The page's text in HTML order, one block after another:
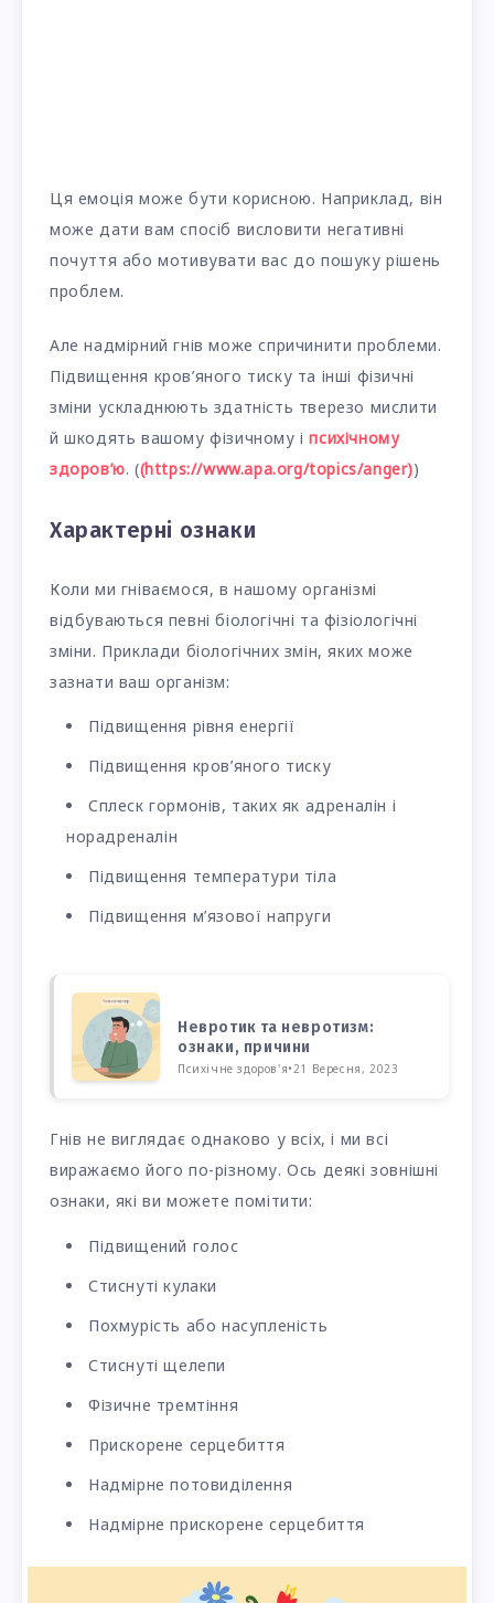
Ця емоція може бути корисною. Наприклад, він
може дати вам спосіб висловити негативні
почуття або мотивувати вас до пошуку рішень
проблем.
Але надмірний гнів може спричинити проблеми.
Підвищення кров’яного тиску та інші фізичні
зміни ускладнюють здатність тверезо мислити
й шкодять вашому фізичному іпсихічному
здоров’ю. ((https://www.apa.org/topics/anger))
Характерні ознаки
Коли ми гніваємося, в нашому організмі
відбуваються певні біологічні та фізіологічні
зміни. Приклади біологічних змін, яких може
зазнати ваш організм:
Підвищення рівня енергії
Підвищення кров’яного тиску
Сплеск гормонів, таких як адреналін і
норадреналін
Підвищення температури тіла
Підвищення м’язової напруги
Невротик та невротизм:
ознаки, причини
Психічне здоров'я•21 Вересня, 2023
Гнів не виглядає однаково у всіх, і ми всі
виражаємо його по-різному. Ось деякі зовнішні
ознаки, які ви можете помітити:
Підвищений голос
Стиснуті кулаки
Похмурість або насупленість
Стиснуті щелепи
Фізичне тремтіння
Прискорене серцебиття
Надмірне потовиділення
Надмірне прискорене серцебиття